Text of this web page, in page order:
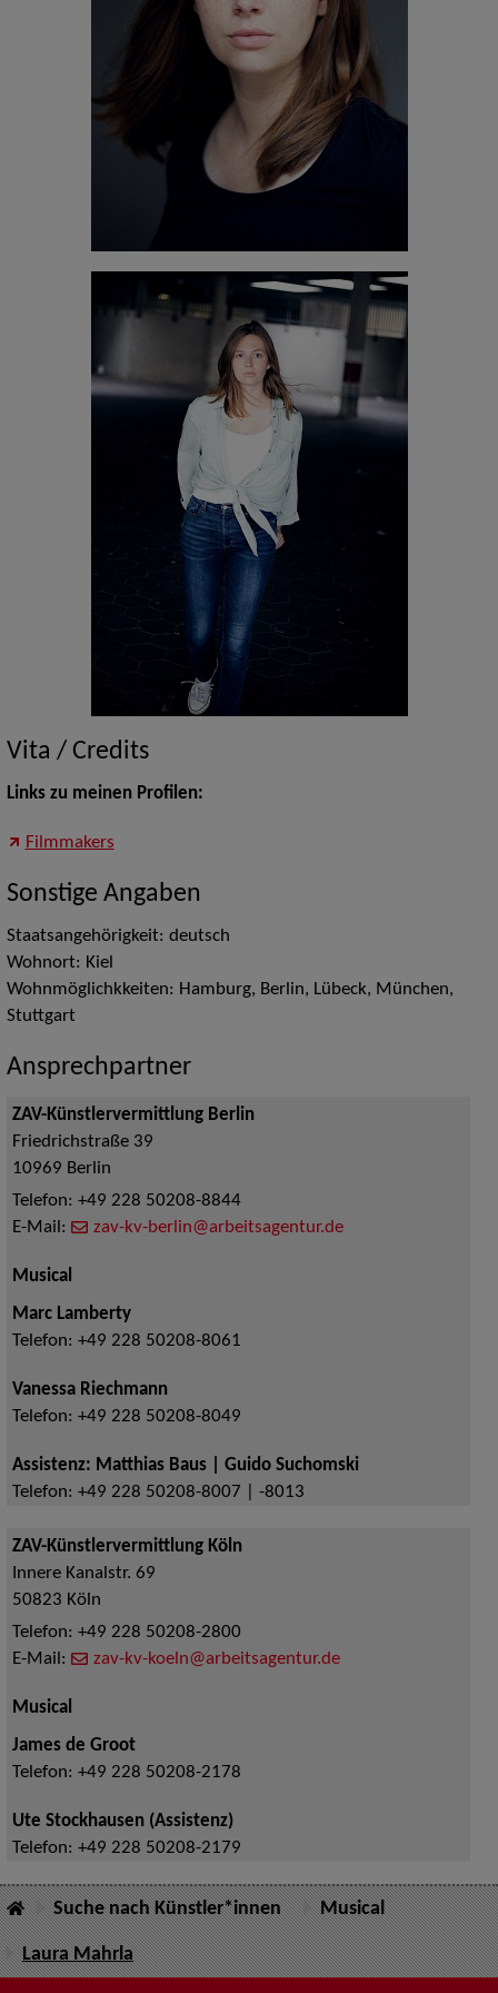
Vita / Credits
Links zu meinen Profilen:
Filmmakers
Sonstige Angaben
Staatsangehörigkeit: deutsch
Wohnort: Kiel
Wohnmöglichkkeiten: Hamburg, Berlin, Lübeck, München,
Stuttgart
Ansprechpartner
ZAV-Künstlervermittlung Berlin
Friedrichstraße 39
10969 Berlin
Telefon: +49 228 50208-8844
E-Mail:
zav-kv-berlin@arbeitsagentur.de
Musical
Marc Lamberty
Telefon: +49 228 50208-8061
Vanessa Riechmann
Telefon: +49 228 50208-8049
Assistenz: Matthias Baus | Guido Suchomski
Telefon: +49 228 50208-8007 | -8013
ZAV-Künstlervermittlung Köln
Innere Kanalstr. 69
50823 Köln
Telefon: +49 228 50208-2800
E-Mail:
zav-kv-koeln@arbeitsagentur.de
Musical
James de Groot
Telefon: +49 228 50208-2178
Ute Stockhausen (Assistenz)
Telefon: +49 228 50208-2179
Suche nach Künstler*innen Musical
Laura Mahrla